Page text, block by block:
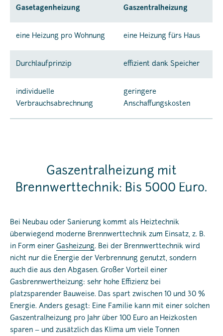
Gasetagenheizung Gaszentralheizung
eine Heizung pro Wohnung eine Heizung fürs Haus
Durchlaufprinzip effizient dank Speicher
individuelle
Verbrauchsabrechnung
geringere
Anschaffungskosten
Gaszentralheizung mit
Brennwerttechnik: Bis 5000 Euro.
Bei Neubau oder Sanierung kommt als Heiztechnik
überwiegend moderne Brennwerttechnik zum Einsatz, z. B.
in Form einer Gasheizung. Bei der Brennwerttechnik wird
nicht nur die Energie der Verbrennung genutzt, sondern
auch die aus den Abgasen. Großer Vorteil einer
Gasbrennwertheizung: sehr hohe Effizienz bei
platzsparender Bauweise. Das spart zwischen 10 und 30 %
Energie. Anders gesagt: Eine Familie kann mit einer solchen
Gaszentralheizung pro Jahr über 100 Euro an Heizkosten
sparen – und zusätzlich das Klima um viele Tonnen